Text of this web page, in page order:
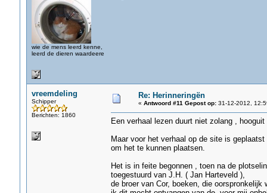
wie de mens leerd kenne,
leerd de dieren waardeere
vreemdeling
Schipper
Berichten: 1860
Re: Herinneringën
« Antwoord #11 Gepost op:31-12-2012,
Een verhaal lezen duurt niet zolang ,
Maar voor het verhaal op de site is
om het te kunnen plaatsen.
Het is in feite begonnen , toen na de
toegestuurd van J.H. ( Jan Harteveld ),
de broer van Cor, boeken, die